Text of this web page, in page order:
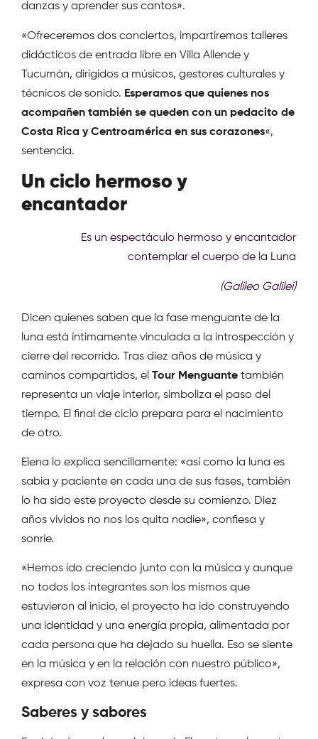
danzas y aprender sus cantos».
«Ofreceremos dos conciertos, impartiremos talleres
didácticos de entrada libre en Villa Allende y
Tucumán, dirigidos a músicos, gestores culturales y
técnicos de sonido. Esperamos que quienes nos
acompañen también se queden con un pedacito de
Costa Rica y Centroamérica en sus corazones«,
sentencia.
Un ciclo hermoso y
encantador
Es un espectáculo hermoso y encantador
contemplar el cuerpo de la Luna
(Galileo Galilei)
Dicen quienes saben que la fase menguante de la
luna está íntimamente vinculada a la introspección y
cierre del recorrido. Tras diez años de música y
caminos compartidos, el Tour Menguante también
representa un viaje interior, simboliza el paso del
tiempo. El final de ciclo prepara para el nacimiento
de otro.
Elena lo explica sencillamente: «así como la luna es
sabia y paciente en cada una de sus fases, también
lo ha sido este proyecto desde su comienzo. Diez
años vividos no nos los quita nadie», confiesa y
sonríe.
«Hemos ido creciendo junto con la música y aunque
no todos los integrantes son los mismos que
estuvieron al inicio, el proyecto ha ido construyendo
una identidad y una energía propia, alimentada por
cada persona que ha dejado su huella. Eso se siente
en la música y en la relación con nuestro público»,
expresa con voz tenue pero ideas fuertes.
Saberes y sabores